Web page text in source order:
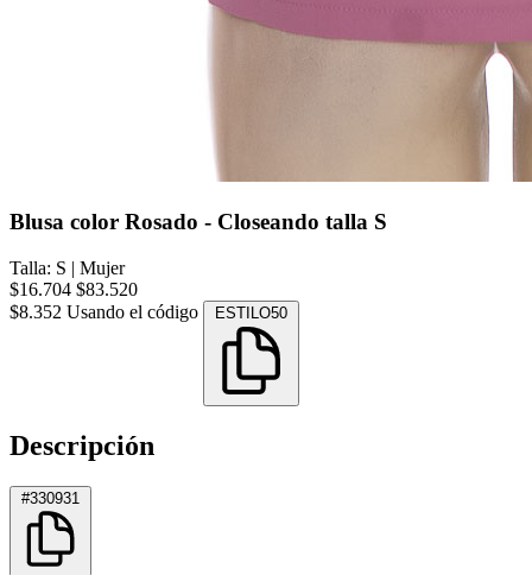
Blusa color Rosado - Closeando talla S
Talla: S | Mujer
$16.704 $83.520
$8.352 Usando el código ESTILO50
Descripción
#330931